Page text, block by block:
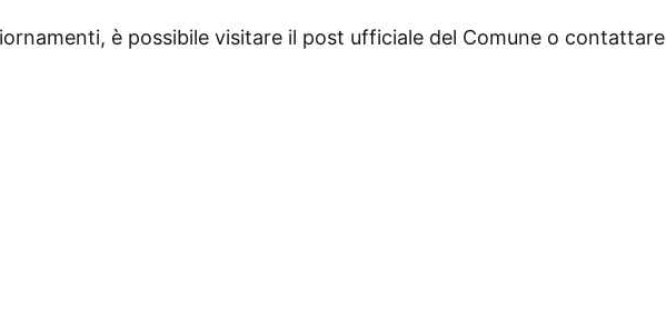
è possibile visitare il post ufficiale del Comune o contattare